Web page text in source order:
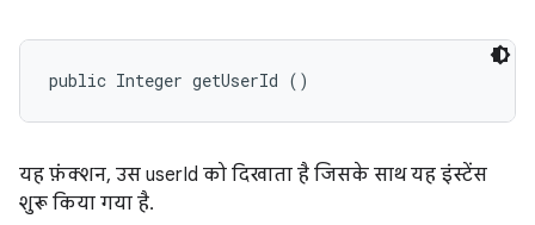
public Integer getUserId ()
यह फ़ंक्शन, उस userId को दिखाता है जिसके साथ यह इंस्टेंस
शुरू किया गया है.